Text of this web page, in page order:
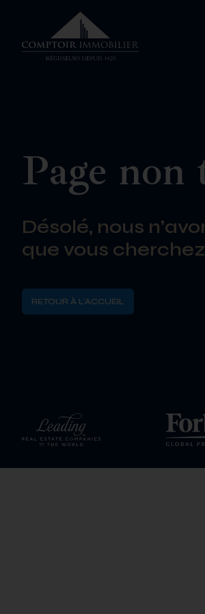
Page non
Désolé, nous
que vous
RETOUR À L'ACCUEIL